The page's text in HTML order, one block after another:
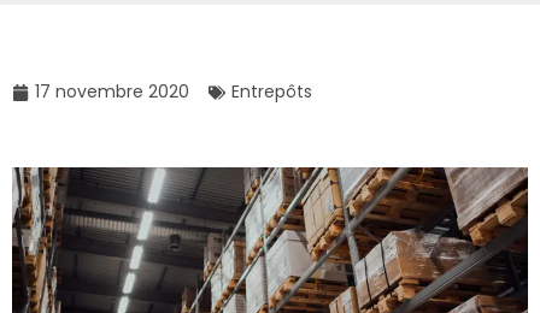
17 novembre 2020 Entrepôts